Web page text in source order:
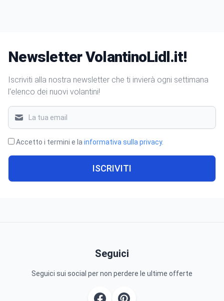
Newsletter VolantinoLidl.it!
Iscriviti alla nostra newsletter che ti invierà ogni settimana
l'elenco dei nuovi volantini!
Accetto i termini e la informativa sulla privacy.
ISCRIVITI
Seguici
Seguici sui social per non perdere le ultime offerte